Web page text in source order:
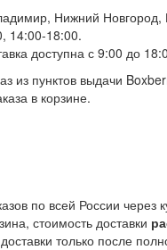
Нижний
14:00-18:00.
доступна с 9:00 до
из пунктов выдачи
в корзине.
по всей России через
стоимость доставки
только после